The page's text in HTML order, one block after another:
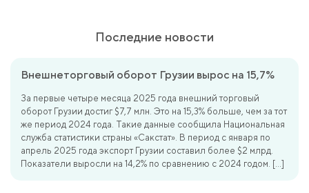
Последние новости
Внешнеторговый оборот Грузии вырос на 15,7%
За первые четыре месяца 2025 года внешний торговый
оборот Грузии достиг $7,7 млн. Это на 15,3% больше, чем за тот
же период 2024 года. Такие данные сообщила Национальная
служба статистики страны «Сакстат». В период с января по
апрель 2025 года экспорт Грузии составил более $2 млрд.
Показатели выросли на 14,2% по сравнению с 2024 годом. […]